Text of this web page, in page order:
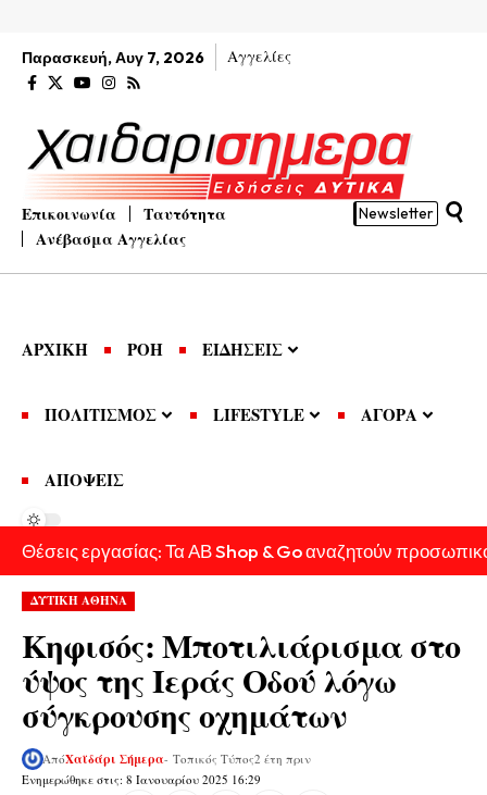
Παρασκευή, Αυγ 7, 2026 Αγγελίες
Επικοινωνία
Ταυτότητα
Ανέβασμα Αγγελίας
Newsletter
ΑΡΧΙΚΗ ΡΟΗ ΕΙΔΗΣΕΙΣ
ΠΟΛΙΤΙΣΜΟΣ LIFESTYLE ΑΓΟΡΑ
ΑΠΟΨΕΙΣ
Θέσεις εργασίας: Τα ΑΒ Shop & Go αναζητούν
ΔΥΤΙΚΗ ΑΘΗΝΑ
Κηφισός: Μποτιλιάρισμα στο
ύψος της Ιεράς Οδού λόγω
σύγκρουσης οχημάτων
Ενημερώθηκε στις: 8 Ιανουαρίου 2025 16:29
ΑπόΧαϊδάρι Σήμερα- Τοπικός Τύπος2 έτη πριν